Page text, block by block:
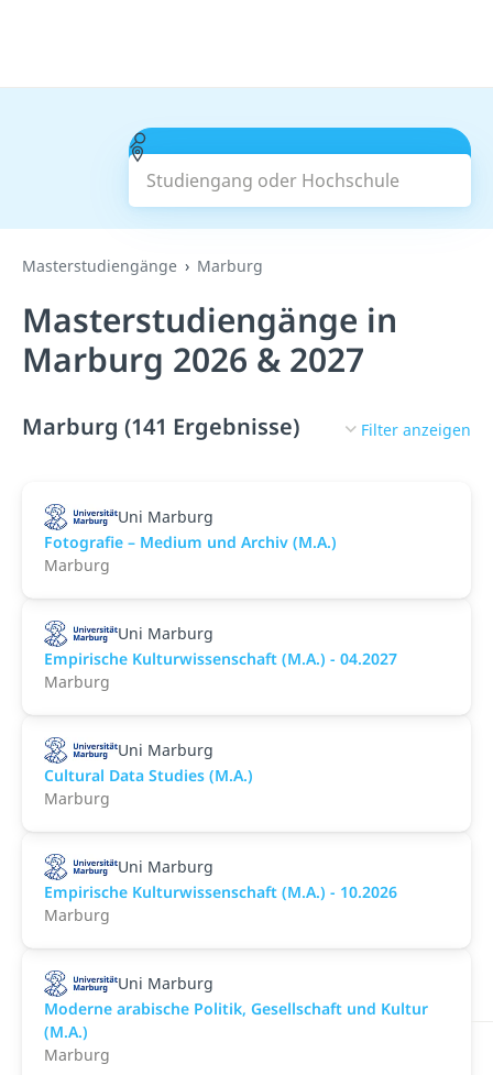
Studiengang oder Hochschule
Suchen
Masterstudiengänge Marburg
Masterstudiengänge in
Marburg 2026 & 2027
Marburg (141 Ergebnisse) Filter anzeigen
Uni Marburg
Fotografie – Medium und Archiv (M.A.)
Marburg
Uni Marburg
Empirische Kulturwissenschaft (M.A.) - 04.2027
Marburg
Uni Marburg
Cultural Data Studies (M.A.)
Marburg
Uni Marburg
Empirische Kulturwissenschaft (M.A.) - 10.2026
Marburg
Uni Marburg
Moderne arabische Politik, Gesellschaft und Kultur
(M.A.)
Marburg